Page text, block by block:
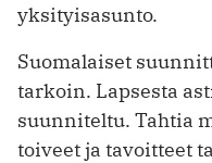
yksityisasunto.
Suomalaiset
tarkoin. Lapsesta
suunniteltu. Tahtia
toiveet ja tavoitteet